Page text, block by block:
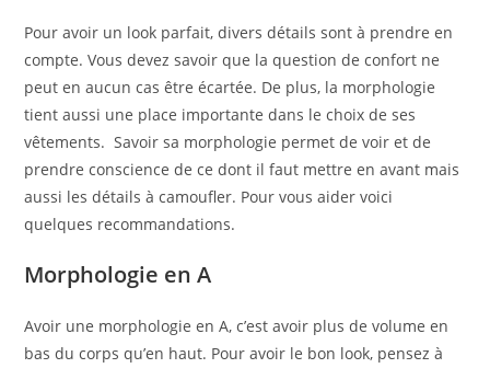
publication :
Pour avoir un look parfait, divers détails sont à prendre en
compte. Vous devez savoir que la question de confort ne
peut en aucun cas être écartée. De plus, la morphologie
tient aussi une place importante dans le choix de ses
vêtements. Savoir sa morphologie permet de voir et de
prendre conscience de ce dont il faut mettre en avant mais
aussi les détails à camoufler. Pour vous aider voici
quelques recommandations.
Morphologie en A
Avoir une morphologie en A, c’est avoir plus de volume en
bas du corps qu’en haut. Pour avoir le bon look, pensez à